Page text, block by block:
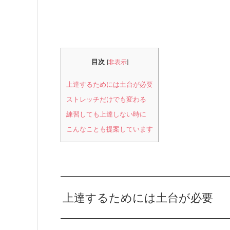
目次 [非表示]
上達するためには土台が必要
ストレッチだけでも変わる
練習しても上達しない時に
こんなことも提案しています
上達するためには土台が必要